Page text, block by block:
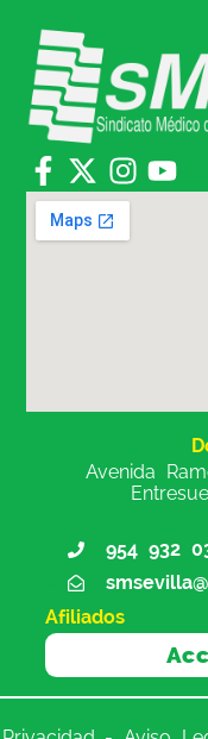
Avenida
954 932
Afiliados